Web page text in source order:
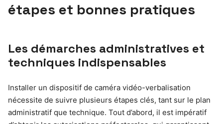
étapes et bonnes pratiques
Les démarches administratives et
techniques indispensables
Installer un dispositif de caméra vidéo-verbalisation
nécessite de suivre plusieurs étapes clés, tant sur le plan
administratif que technique. Tout d’abord, il est impératif